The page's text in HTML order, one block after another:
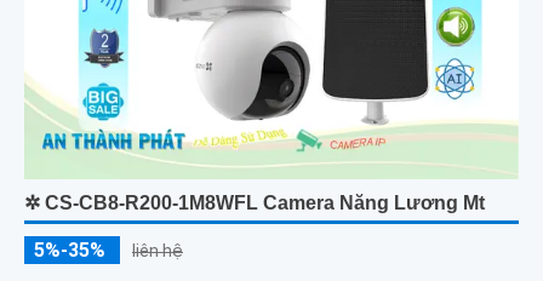
✲ CS-CB8-R200-1M8WFL Camera Năng Lương Mt
5%-35% liên hệ